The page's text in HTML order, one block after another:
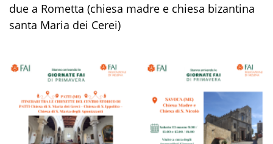
due a Rometta (chiesa madre e chiesa bizantina
santa Maria dei Cerei)